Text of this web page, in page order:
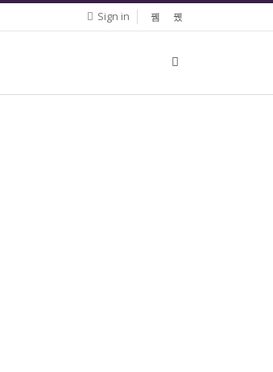
Sign in